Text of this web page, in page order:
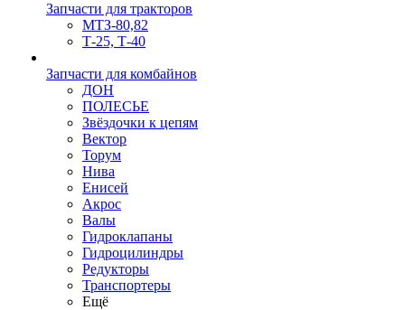
Запчасти для тракторов
МТЗ-80,82
Т-25, Т-40
Запчасти для комбайнов
ДОН
ПОЛЕСЬЕ
Звёздочки к цепям
Вектор
Торум
Нива
Енисей
Акрос
Валы
Гидроклапаны
Гидроцилиндры
Редукторы
Транспортеры
Ещё